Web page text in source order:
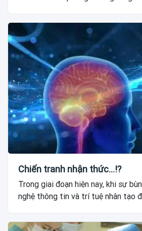
Chiến tranh nhận thức...!?
Trong giai đoạn hiện nay, khi sự
nghệ thông tin và trí tuệ nhân tạo